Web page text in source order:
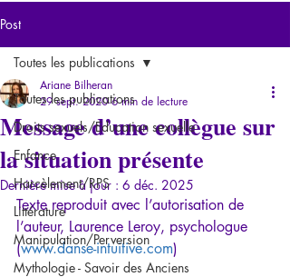
Post
Toutes les publications
Droits sexuels/Education sexuelle
Enfance
Harcèlement/RPS
Littérature
Manipulation/Perversion
Mythologie - Savoir des Anciens
Toutes les publications
Message d’une collègue sur
la situation présente
Ariane Bilheran
29 sept. 2020 6 min de lecture
Dernière mise à jour : 6 déc. 2025
Texte reproduit avec l’autorisation de
l’auteur, Laurence Leroy, psychologue
(www.danse-intuitive.com)